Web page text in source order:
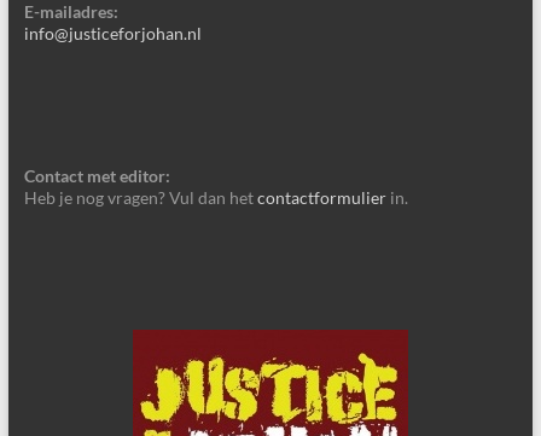
E-mailadres:
info@justiceforjohan.nl
Contact met editor:
Heb je nog vragen? Vul dan hetcontactformulierin.